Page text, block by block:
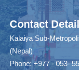
Contact
Kalaiya Sub-
(Nepal)
Phone: +977 - 053-